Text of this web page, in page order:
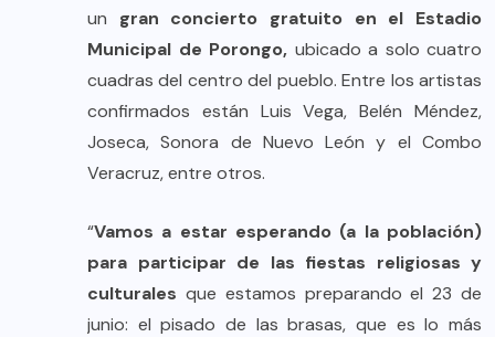
un gran concierto gratuito en el Estadio
Municipal de Porongo, ubicado a solo cuatro
cuadras del centro del pueblo. Entre los artistas
confirmados están Luis Vega, Belén Méndez,
Joseca, Sonora de Nuevo León y el Combo
Veracruz, entre otros.
“Vamos a estar esperando (a la población)
para participar de las fiestas religiosas y
culturales que estamos preparando el 23 de
junio: el pisado de las brasas, que es lo más